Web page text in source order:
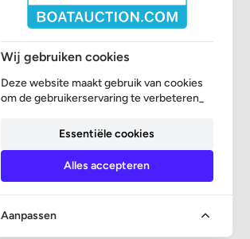
Wij gebruiken cookies
Deze website maakt gebruik van cookies
om de gebruikerservaring te verbeteren_
Essentiële cookies
Alles accepteren
Aanpassen